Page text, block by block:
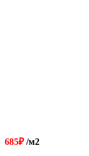
685₽/м2